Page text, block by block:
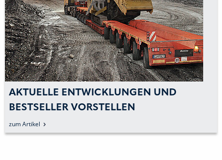
AKTUELLE ENTWICKLUNGEN UND
BESTSELLER VORSTELLEN
zum Artikel